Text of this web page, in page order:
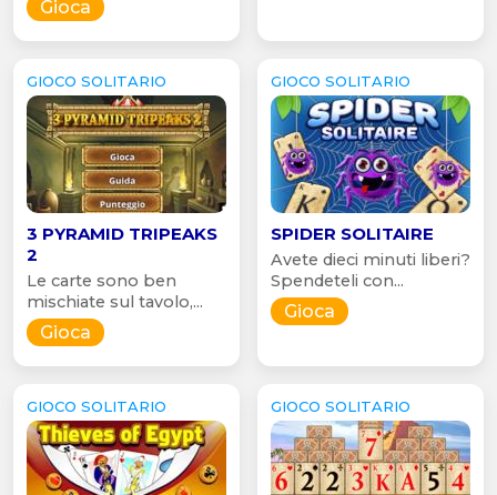
Gioca
GIOCO SOLITARIO
3 PYRAMID TRIPEAKS
2
Le carte sono ben
mischiate sul tavolo,...
Gioca
GIOCO SOLITARIO
SPIDER SOLITAIRE
Avete dieci minuti liberi?
Spendeteli con...
Gioca
GIOCO SOLITARIO GIOCO SOLITARIO